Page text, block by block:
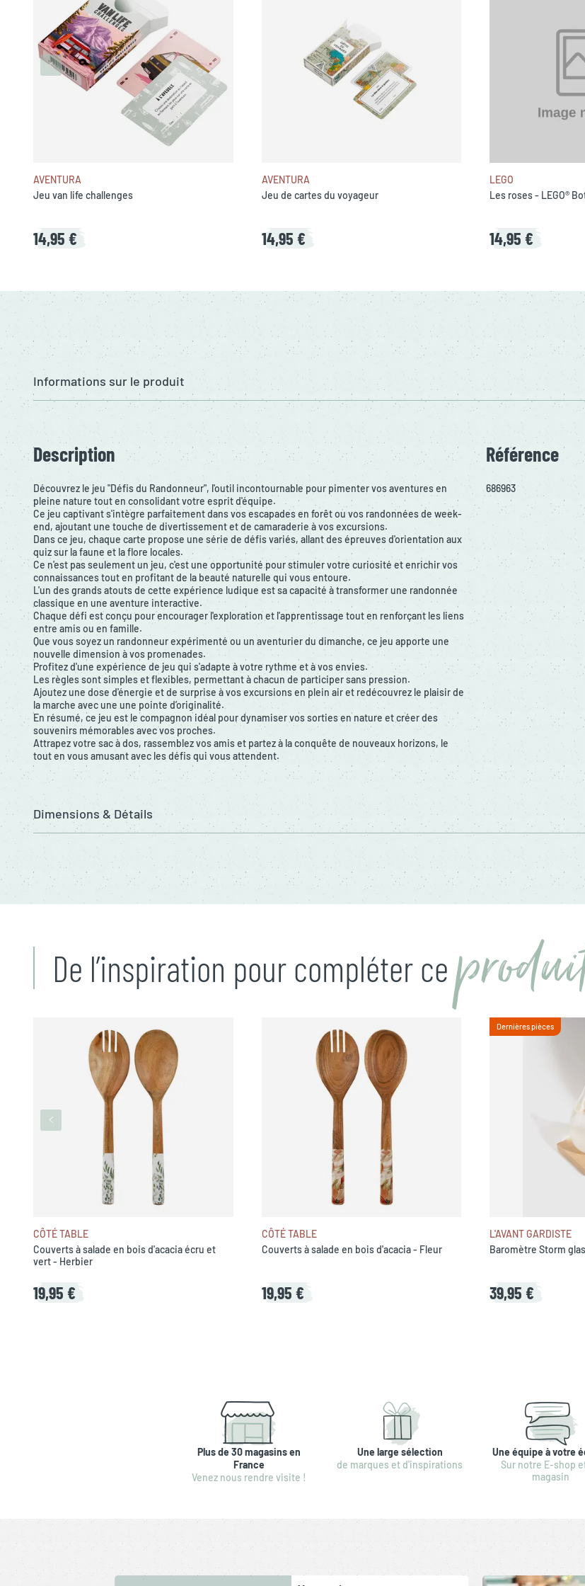
AVENTURA
Jeu van life challenges
14,95 €
AVENTURA
Jeu de cartes du voyageur
14,95 €
LEGO
Les roses - LEGO®
14,95 €
Informations sur le produit
Description
Découvrez le jeu "Défis du Randonneur", l'outil incontournable pour pimenter vos aventures en
pleine nature tout en consolidant votre esprit d'équipe.
Ce jeu captivant s'intègre parfaitement dans vos escapades en forêt ou vos randonnées de week-
end, ajoutant une touche de divertissement et de camaraderie à vos excursions.
Dans ce jeu, chaque carte propose une série de défis variés, allant des épreuves d'orientation aux
quiz sur la faune et la flore locales.
Ce n'est pas seulement un jeu, c'est une opportunité pour stimuler votre curiosité et enrichir vos
connaissances tout en profitant de la beauté naturelle qui vous entoure.
L'un des grands atouts de cette expérience ludique est sa capacité à transformer une randonnée
classique en une aventure interactive.
Chaque défi est conçu pour encourager l'exploration et l'apprentissage tout en renforçant les liens
entre amis ou en famille.
Que vous soyez un randonneur expérimenté ou un aventurier du dimanche, ce jeu apporte une
nouvelle dimension à vos promenades.
Profitez d'une expérience de jeu qui s'adapte à votre rythme et à vos envies.
Les règles sont simples et flexibles, permettant à chacun de participer sans pression.
Ajoutez une dose d'énergie et de surprise à vos excursions en plein air et redécouvrez le plaisir de
la marche avec une une pointe d’originalité.
En résumé, ce jeu est le compagnon idéal pour dynamiser vos sorties en nature et créer des
souvenirs mémorables avec vos proches.
Attrapez votre sac à dos, rassemblez vos amis et partez à la conquête de nouveaux horizons, le
tout en vous amusant avec les défis qui vous attendent.
Référence
686963
Dimensions & Détails
De l’inspiration pour compléter ce
CÔTÉ TABLE
Couverts à salade en bois d'acacia écru et
vert - Herbier
19,95 €
CÔTÉ TABLE
Couverts à salade en bois d'acacia - Fleur
19,95 €
Dernières pièces
L'AVANT GARDISTE
Baromètre Storm
39,95 €
Plus de 30 magasins en
France
Venez nous rendre visite !
Une large sélection
de marques et d'inspirations
Une équipe à votre
Sur notre E-shop
magasin